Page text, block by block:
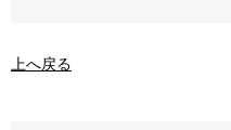
上へ戻る